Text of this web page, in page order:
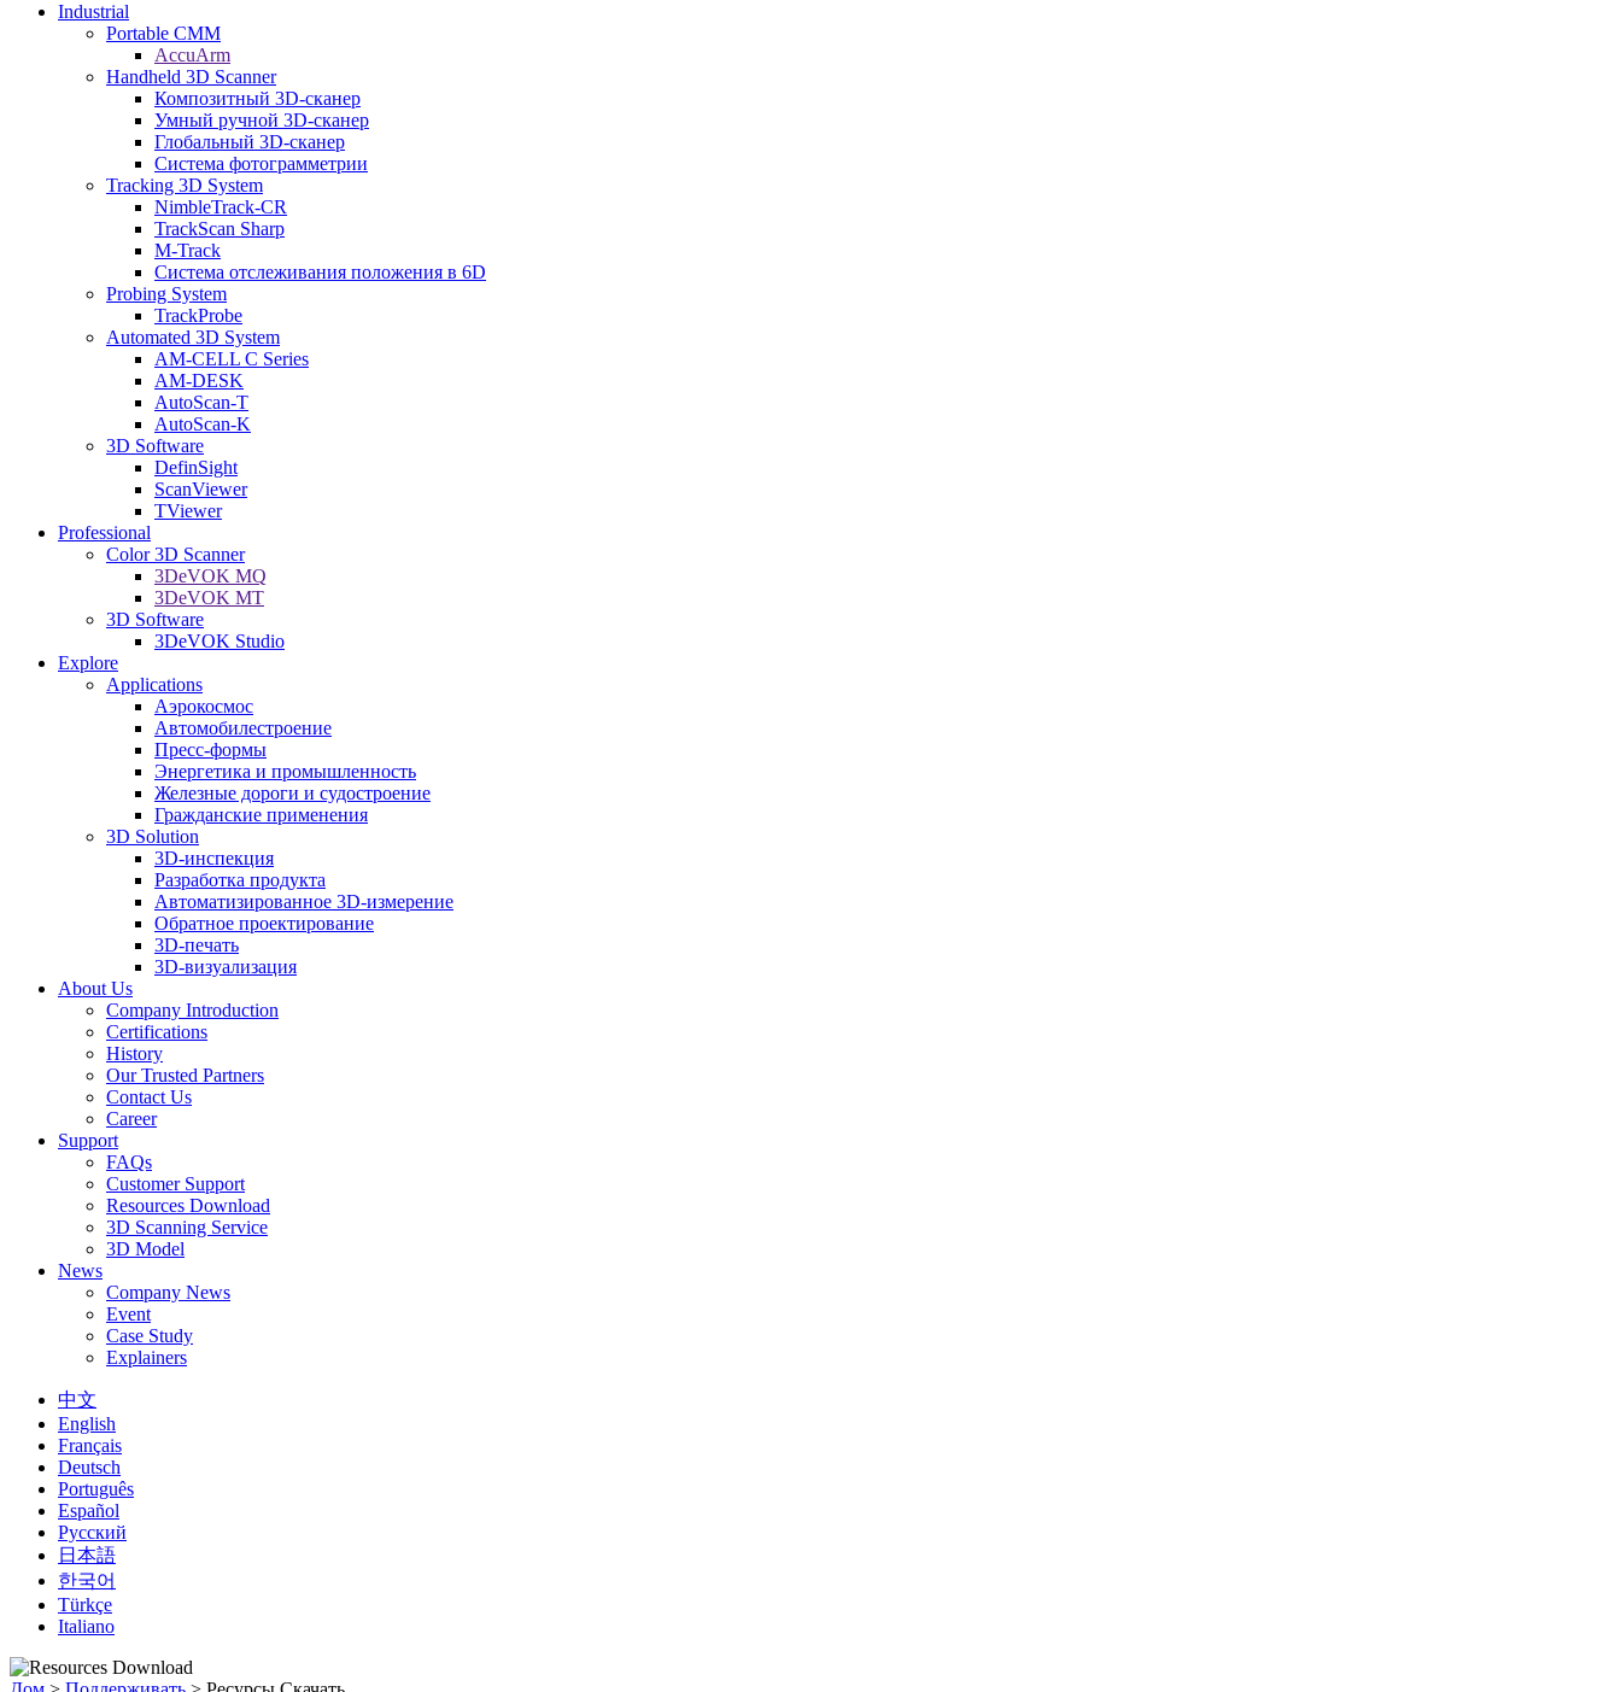
Industrial
Portable CMM
AccuArm
Handheld 3D Scanner
Композитный 3D-сканер
Умный ручной 3D-сканер
Глобальный 3D-сканер
Система фотограмметрии
Tracking 3D System
NimbleTrack-CR
TrackScan Sharp
M-Track
Система отслеживания положения в 6D
Probing System
TrackProbe
Automated 3D System
AM-CELL C Series
AM-DESK
AutoScan-T
AutoScan-K
3D Software
DefinSight
ScanViewer
TViewer
Professional
Color 3D Scanner
3DeVOK MQ
3DeVOK MT
3D Software
3DeVOK Studio
Explore
Applications
Аэрокосмос
Автомобилестроение
Пресс-формы
Энергетика и промышленность
Железные дороги и судостроение
Гражданские применения
3D Solution
3D-инспекция
Разработка продукта
Автоматизированное 3D-измерение
Обратное проектирование
3D-печать
3D-визуализация
About Us
Company Introduction
Certifications
History
Our Trusted Partners
Contact Us
Career
Support
FAQs
Customer Support
Resources Download
3D Scanning Service
3D Model
News
Company News
Event
Case Study
Explainers
中文
English
Français
Deutsch
Português
Español
Русский
日本語
한국어
Türkçe
Italiano